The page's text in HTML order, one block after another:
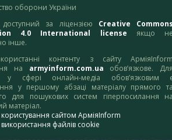
оборони України
доступний за ліцензією Creative Commons
4.0 International license якщо не
інше.
контенту з сайту АрміяInform
на armyinform.com.ua обов’язкове. Для
у сфері онлайн-медіа обов’язковим
у першому абзаці матеріалу прямого та
для пошукових систем гіперпосилання на
матеріал.
користування сайтом АрміяInform
використання файлів cookie